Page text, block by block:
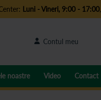
Luni - Vineri, 9:00 - 17:00,
Contul meu
noastre Video Contact